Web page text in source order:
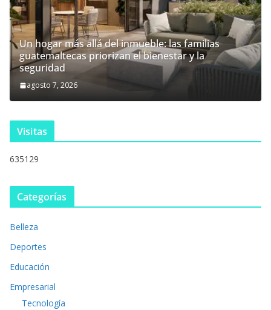
Un hogar más allá del inmueble: las familias
guatemaltecas priorizan el bienestar y la
seguridad
agosto 7, 2026
Visitas
635129
Categorías
Belleza
Deportes
Educación
Empresarial
Tecnología